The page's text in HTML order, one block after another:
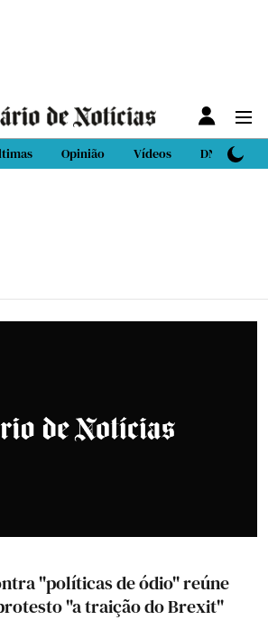
Opinião Vídeos DN Sport
"políticas de ódio" reúne
"a traição do Brexit"